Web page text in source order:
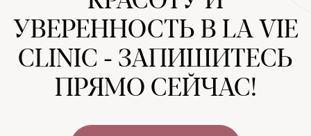
УВЕРЕННОСТЬ В LA VIE
CLINIC - ЗАПИШИТЕСЬ
ПРЯМО СЕЙЧАС!